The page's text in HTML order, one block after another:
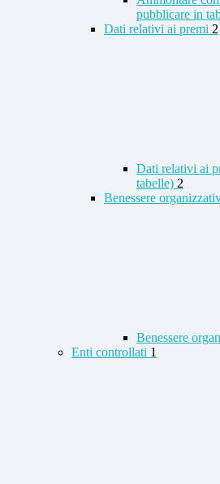
pubblicare in
Dati relativi ai premi 2
Dati relativi ai
tabelle) 2
Benessere
Benessere
Enti controllati 1